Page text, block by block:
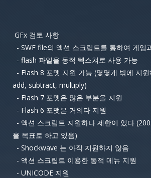
GFx 검토 사항
- SWF file의 액션 스크립트를 통하여 게임
- flash 파일을 동적 텍스쳐로 사용 가능
- Flash 8 포맷 지원 가능 (몇몇개 밖에 지
add, subtract, multiply)
- Flash 7 포맷은 많은 부분을 지원
- Flash 6 포맷은 거의다 지원
- 액션 스크립트 지원하나 제한이 있다
을 목표로 하고 있음)
- Shockwave 는 아직 지원하지 않음
- 액션 스크립트 이용한 동적 메뉴 지원
- UNICODE 지원